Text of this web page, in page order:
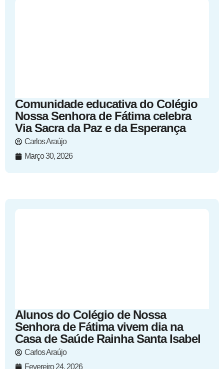
Comunidade educativa do Colégio
Nossa Senhora de Fátima celebra
Via Sacra da Paz e da Esperança
Carlos Araújo
Março 30, 2026
Alunos do Colégio de Nossa
Senhora de Fátima vivem dia na
Casa de Saúde Rainha Santa Isabel
Carlos Araújo
Fevereiro 24, 2026